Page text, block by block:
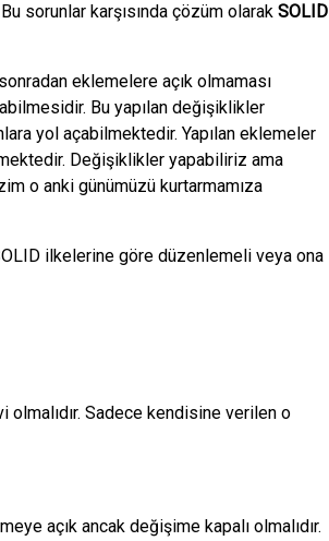
sorunlar karşısında çözüm olarak SOLID
eklemelere açık olmaması
Bu yapılan değişiklikler
yol açabilmektedir. Yapılan eklemeler
Değişiklikler yapabiliriz ama
o anki günümüzü kurtarmamıza
ilkelerine göre düzenlemeli veya ona
Sadece kendisine verilen o
açık ancak değişime kapalı olmalıdır.